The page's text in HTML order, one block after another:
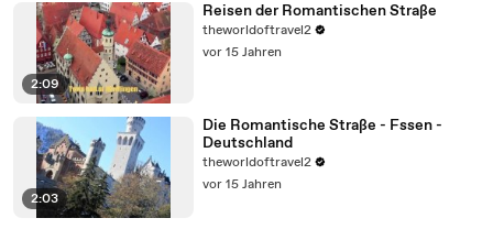
2:09
Reisen der Romantischen Straße
theworldoftravel2
vor 15 Jahren
2:03
Die Romantische Straße - Fssen -
Deutschland
theworldoftravel2
vor 15 Jahren